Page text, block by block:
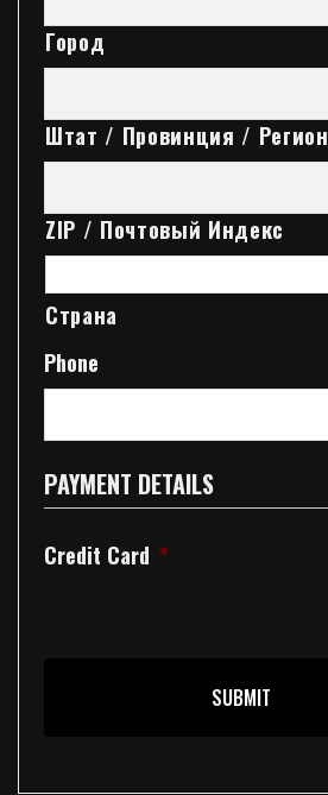
Город
Штат / Провинция / Регион
ZIP / Почтовый Индекс
Страна
Phone
PAYMENT DETAILS
Credit Card *